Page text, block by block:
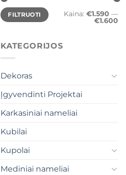
Min
kaina
Maks
kaina
FILTRUOTI Kaina: €1.590 —
€1.600
KATEGORIJOS
Dekoras
Įgyvendinti Projektai
Karkasiniai nameliai
Kubilai
Kupolai
Mediniai nameliai